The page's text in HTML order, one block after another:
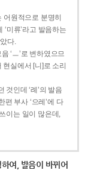
어원적으로 분명히
‘미류’라고 발음하는
다.
‘ㅡ’로 변하였으므
현실에서 [니]로 소리
것인데 ‘례’의 발음
편 부사 ‘으레’에 다
이는 일이 많은데,
여, 발음이 바뀌어